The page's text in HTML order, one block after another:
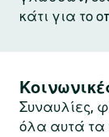
κάτι για το
Συναυλίες,
όλα αυτά τα